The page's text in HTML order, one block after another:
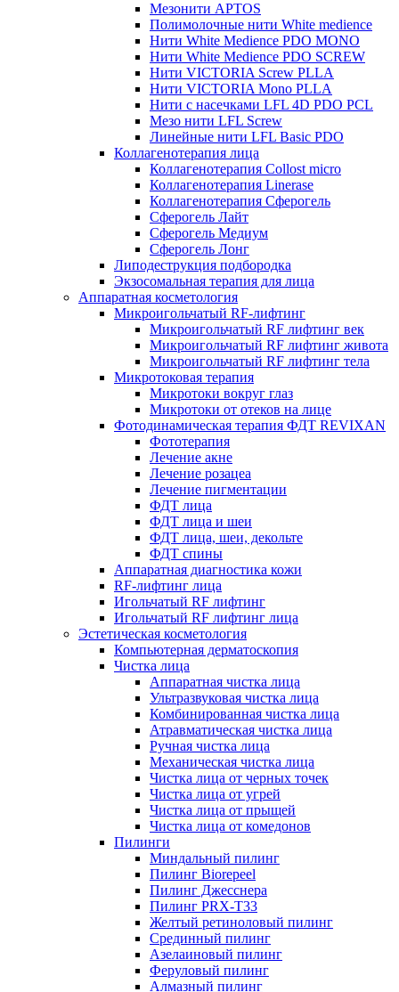
Мезонити APTOS
Полимолочные нити White medience
Нити White Medience PDO MONO
Нити White Medience PDO SCREW
Нити VICTORIA Screw PLLA
Нити VICTORIA Mono PLLA
Нити с насечками LFL 4D PDO PCL
Мезо нити LFL Screw
Линейные нити LFL Basic PDO
Коллагенотерапия лица
Коллагенотерапия Collost micro
Коллагенотерапия Linerase
Коллагенотерапия Сферогель
Сферогель Лайт
Сферогель Медиум
Сферогель Лонг
Липодеструкция подбородка
Экзосомальная терапия для лица
Аппаратная косметология
Микроигольчатый RF-лифтинг
Микроигольчатый RF лифтинг век
Микроигольчатый RF лифтинг живота
Микроигольчатый RF лифтинг тела
Микротоковая терапия
Микротоки вокруг глаз
Микротоки от отеков на лице
Фотодинамическая терапия ФДТ REVIXAN
Фототерапия
Лечение акне
Лечение розацеа
Лечение пигментации
ФДТ лица
ФДТ лица и шеи
ФДТ лица, шеи, декольте
ФДТ спины
Аппаратная диагностика кожи
RF-лифтинг лица
Игольчатый RF лифтинг
Игольчатый RF лифтинг лица
Эстетическая косметология
Компьютерная дерматоскопия
Чистка лица
Аппаратная чистка лица
Ультразвуковая чистка лица
Комбинированная чистка лица
Атравматическая чистка лица
Ручная чистка лица
Механическая чистка лица
Чистка лица от черных точек
Чистка лица от угрей
Чистка лица от прыщей
Чистка лица от комедонов
Пилинги
Миндальный пилинг
Пилинг Biorepeel
Пилинг Джесснера
Пилинг PRX-T33
Желтый ретиноловый пилинг
Срединный пилинг
Азелаиновый пилинг
Феруловый пилинг
Алмазный пилинг